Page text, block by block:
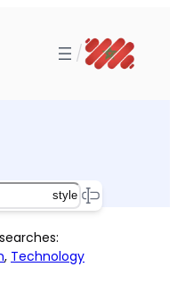
المحتوى
/
Search
, Technology